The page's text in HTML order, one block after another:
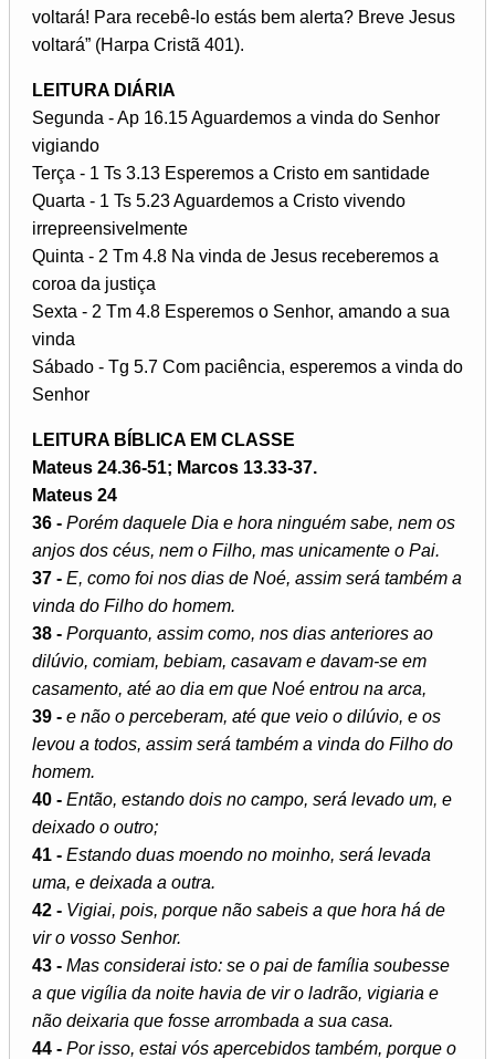
voltará! Para recebê-lo estás bem alerta? Breve Jesus
voltará” (Harpa Cristã 401).
LEITURA DIÁRIA
Segunda - Ap 16.15 Aguardemos a vinda do Senhor
vigiando
Terça - 1 Ts 3.13 Esperemos a Cristo em santidade
Quarta - 1 Ts 5.23 Aguardemos a Cristo vivendo
irrepreensivelmente
Quinta - 2 Tm 4.8 Na vinda de Jesus receberemos a
coroa da justiça
Sexta - 2 Tm 4.8 Esperemos o Senhor, amando a sua
vinda
Sábado - Tg 5.7 Com paciência, esperemos a vinda do
Senhor
LEITURA BÍBLICA EM CLASSE
Mateus 24.36-51; Marcos 13.33-37.
Mateus 24
36 - Porém daquele Dia e hora ninguém sabe, nem os
anjos dos céus, nem o Filho, mas unicamente o Pai.
37 - E, como foi nos dias de Noé, assim será também a
vinda do Filho do homem.
38 - Porquanto, assim como, nos dias anteriores ao
dilúvio, comiam, bebiam, casavam e davam-se em
casamento, até ao dia em que Noé entrou na arca,
39 - e não o perceberam, até que veio o dilúvio, e os
levou a todos, assim será também a vinda do Filho do
homem.
40 - Então, estando dois no campo, será levado um, e
deixado o outro;
41 - Estando duas moendo no moinho, será levada
uma, e deixada a outra.
42 - Vigiai, pois, porque não sabeis a que hora há de
vir o vosso Senhor.
43 - Mas considerai isto: se o pai de família soubesse
a que vigília da noite havia de vir o ladrão, vigiaria e
não deixaria que fosse arrombada a sua casa.
44 - Por isso, estai vós apercebidos também, porque o